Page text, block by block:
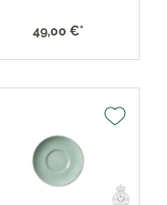
49,00 €*